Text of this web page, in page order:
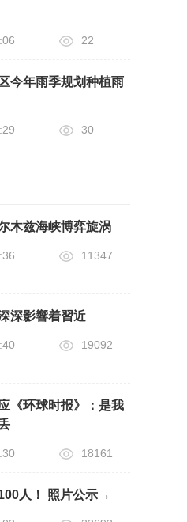
22
今年雨季规划种植雨
30
木兹海峡博弈旋涡
11347
深影響着習近
19092
《环球时报》：是我
18161
人！ 照片公示→